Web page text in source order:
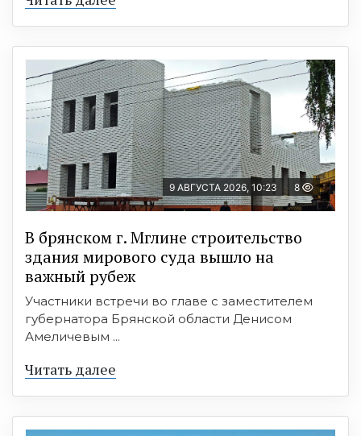
9 АВГУСТА 2026, 10:23 8
В брянском г. Мглине строительство
здания мирового суда вышло на
важный рубеж
Участники встречи во главе с заместителем
губернатора Брянской области Денисом
Амеличевым ...
Читать далее